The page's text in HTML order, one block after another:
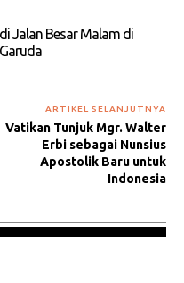
Jalan Besar Malam di
ARTIKEL SELANJUTNYA
Vatikan Tunjuk Mgr. Walter
Erbi sebagai Nunsius
Apostolik Baru untuk
Indonesia